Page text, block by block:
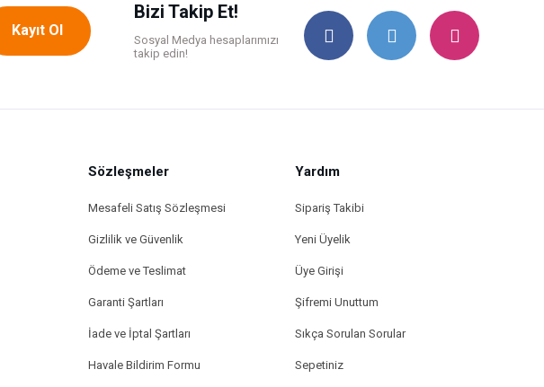
Kayıt Ol
Bizi Takip Et!
Sosyal Medya hesaplarımızı
takip edin!
Sözleşmeler
Mesafeli Satış Sözleşmesi
Gizlilik ve Güvenlik
Ödeme ve Teslimat
Garanti Şartları
İade ve İptal Şartları
Havale Bildirim Formu
Yardım
Sipariş Takibi
Yeni Üyelik
Üye Girişi
Şifremi Unuttum
Sıkça Sorulan Sorular
Sepetiniz